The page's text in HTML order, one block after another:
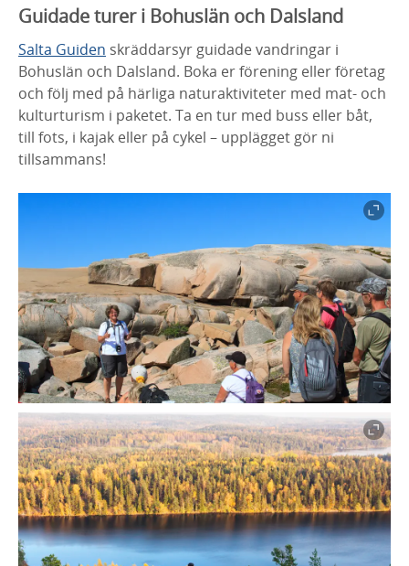
Guidade turer i Bohuslän och Dalsland
Salta Guiden skräddarsyr guidade vandringar i
Bohuslän och Dalsland. Boka er förening eller företag
och följ med på härliga naturaktiviteter med mat- och
kulturturism i paketet. Ta en tur med buss eller båt,
till fots, i kajak eller på cykel – upplägget gör ni
tillsammans!